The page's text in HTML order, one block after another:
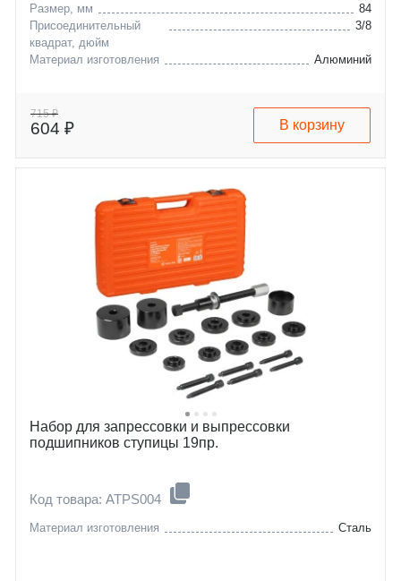
Размер, мм
84
Присоединительный
квадрат, дюйм
3/8
Материал изготовления Алюминий
715 ₽
604 ₽ В корзину
Набор для запрессовки и выпрессовки
подшипников ступицы 19пр.
Код товара: ATPS004
Материал изготовления Сталь